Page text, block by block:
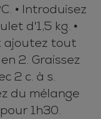
• Introduisez
d'1,5 kg. •
ajoutez tout
2. Graissez
2 c. à s.
du mélange
1h30.